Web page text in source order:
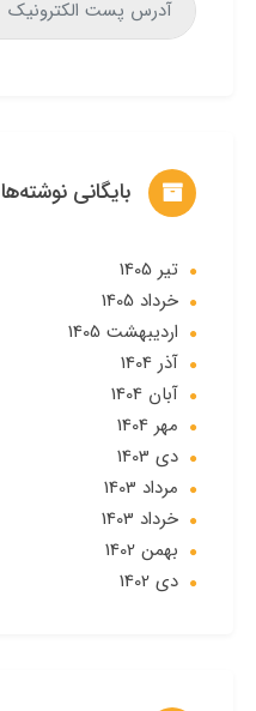
بایگانی نوشته‌ها
تير 1405
خرداد 1405
ارديبهشت 1405
آذر 1404
آبان 1404
مهر 1404
دی 1403
مرداد 1403
خرداد 1403
بهمن 1402
دی 1402